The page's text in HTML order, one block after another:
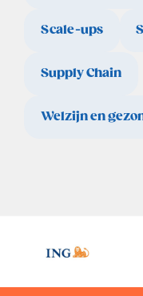
Scale-ups
Supply Chain
Welzijn en